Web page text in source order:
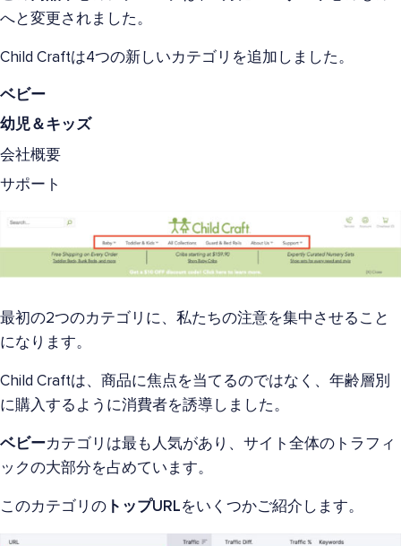
へと変更されました。
Child Craftは4つの新しいカテゴリを追加しました。
ベビー
幼児＆キッズ
会社概要
サポート
最初の2つのカテゴリに、私たちの注意を集中させること
になります。
Child Craftは、商品に焦点を当てるのではなく、年齢層別
に購入するように消費者を誘導しました。
ベビーカテゴリは最も人気があり、サイト全体のトラフィ
ックの大部分を占めています。
このカテゴリの トップURLをいくつかご紹介します。